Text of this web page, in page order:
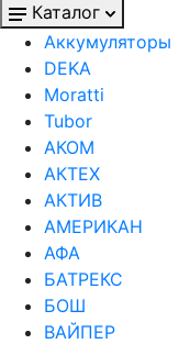
Каталог
Аккумуляторы
DEKA
Moratti
Tubor
АКОМ
АКТЕХ
АКТИВ
АМЕРИКАН
АФА
БАТРЕКС
БОШ
ВАЙПЕР